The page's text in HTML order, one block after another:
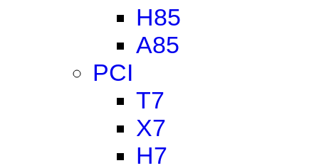
H85
A85
PCI
T7
X7
H7